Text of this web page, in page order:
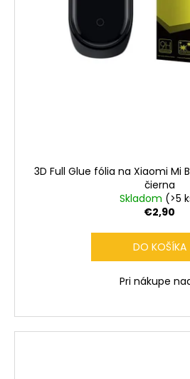
3D Full Glue fólia na Xiaomi Mi
čierna
Skladom (>5
€2,90
DO KOŠÍKA
Pri nákupe